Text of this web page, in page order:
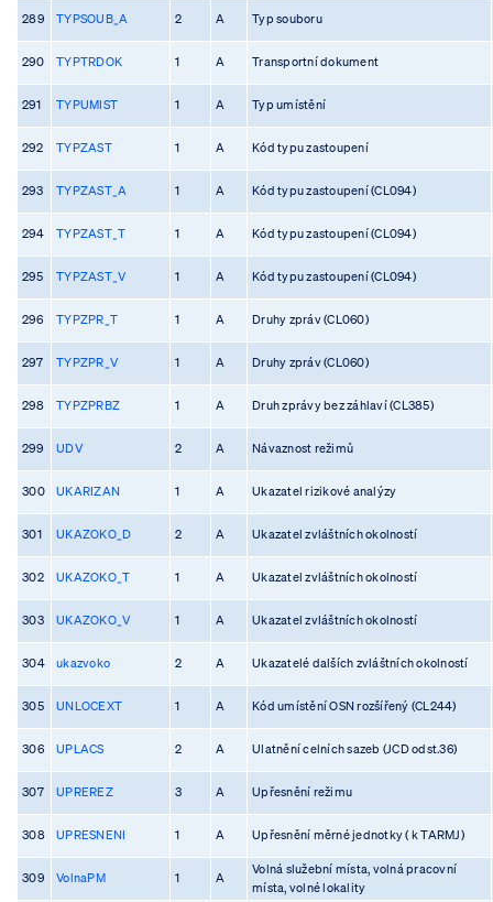
289 TYPSOUB_A 2 A Typ souboru
290 TYPTRDOK 1 A Transportní dokument
291 TYPUMIST 1 A Typ umístění
292 TYPZAST 1 A Kód typu zastoupení
293 TYPZAST_A 1 A Kód typu zastoupení (CL094)
294 TYPZAST_T 1 A Kód typu zastoupení (CL094)
295 TYPZAST_V 1 A Kód typu zastoupení (CL094)
296 TYPZPR_T 1 A Druhy zpráv (CL060)
297 TYPZPR_V 1 A Druhy zpráv (CL060)
298 TYPZPRBZ 1 A Druh zprávy bez záhlaví (CL385)
299 UDV 2 A Návaznost režimů
300 UKARIZAN 1 A Ukazatel rizikové analýzy
301 UKAZOKO_D 2 A Ukazatel zvláštních okolností
302 UKAZOKO_T 1 A Ukazatel zvláštních okolností
303 UKAZOKO_V 1 A Ukazatel zvláštních okolností
304 ukazvoko 2 A Ukazatelé dalších zvláštních okolností
305 UNLOCEXT 1 A Kód umístění OSN rozšířený (CL244)
306 UPLACS 2 A Ulatnění celních sazeb (JCD odst.36)
307 UPREREZ 3 A Upřesnění režimu
308 UPRESNENI 1 A Upřesnění měrné jednotky ( k TARMJ)
309 VolnaPM 1 A
Volná služební místa, volná pracovní
místa, volné lokality